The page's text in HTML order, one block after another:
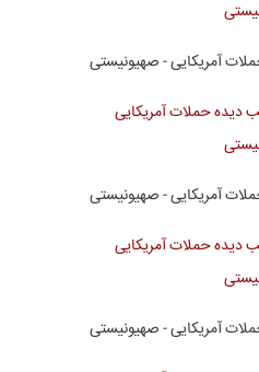
آمریکایی - صهیونیستی
آمریکایی - صهیونیستی
آمریکایی - صهیونیستی